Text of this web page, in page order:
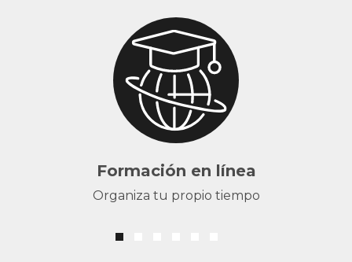
Formación en línea
Organiza tu propio tiempo